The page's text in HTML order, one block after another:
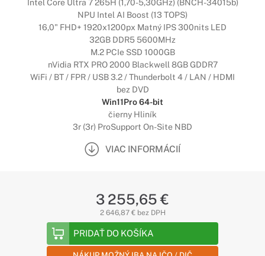
Intel Core Ultra 7 265H (1,70-5,30GHz) (BNCH-34015b)
NPU Intel AI Boost (13 TOPS)
16,0" FHD+ 1920x1200px Matný IPS 300nits LED
32GB DDR5 5600MHz
M.2 PCIe SSD 1000GB
nVidia RTX PRO 2000 Blackwell 8GB GDDR7
WiFi / BT / FPR / USB 3.2 / Thunderbolt 4 / LAN / HDMI
bez DVD
Win11Pro 64-bit
čierny Hliník
3r (3r) ProSupport On-Site NBD
VIAC INFORMÁCIÍ
3 255,65 €
2 646,87 € bez DPH
PRIDAŤ DO KOŠÍKA